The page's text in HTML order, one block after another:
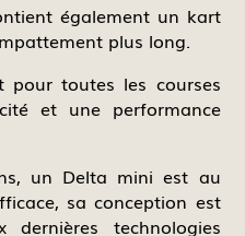
également un kart
plus long.
toutes les courses
et une performance
un Delta mini est au
sa conception est
dernières technologies